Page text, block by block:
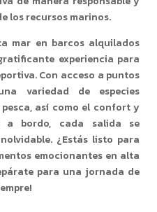
los recursos marinos.
mar en barcos alquilados
experiencia para
Con acceso a puntos
variedad de especies
así como el confort y
a bordo, cada salida se
¿Estás listo para
emocionantes en alta
para una jornada de